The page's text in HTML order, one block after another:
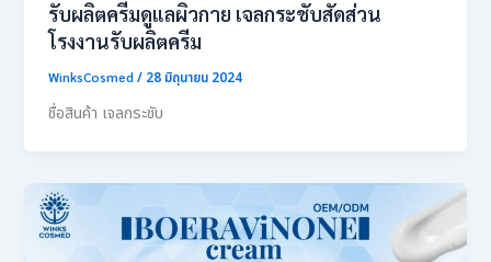
รับผลิตครีมดูแลผิวกาย เจลกระชับสัดส่วน
โรงงานรับผลิตครีม
WinksCosmed/ 28 มิถุนายน 2024
ชื่อสินค้า เจลกระชับ